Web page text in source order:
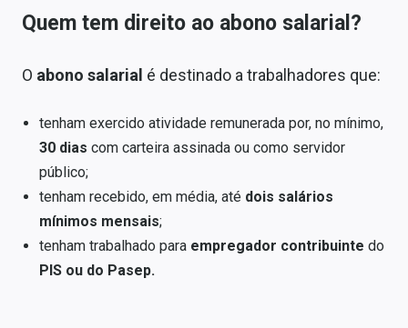
Quem tem direito ao abono salarial?
O abono salarial é destinado a trabalhadores que:
tenham exercido atividade remunerada por, no mínimo,
30 dias com carteira assinada ou como servidor
público;
tenham recebido, em média, até dois salários
mínimos mensais;
tenham trabalhado para empregador contribuintedo
PIS ou do Pasep.